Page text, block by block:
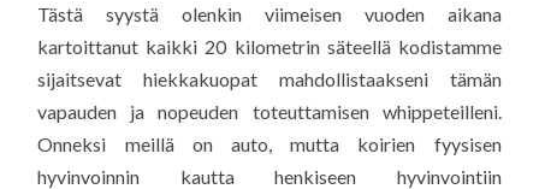
Tästä syystä olenkin viimeisen vuoden aikana
kartoittanut kaikki 20 kilometrin säteellä kodistamme
sijaitsevat hiekkakuopat mahdollistaakseni tämän
vapauden ja nopeuden toteuttamisen whippeteilleni.
Onneksi meillä on auto, mutta koirien fyysisen
hyvinvoinnin kautta henkiseen hyvinvointiin